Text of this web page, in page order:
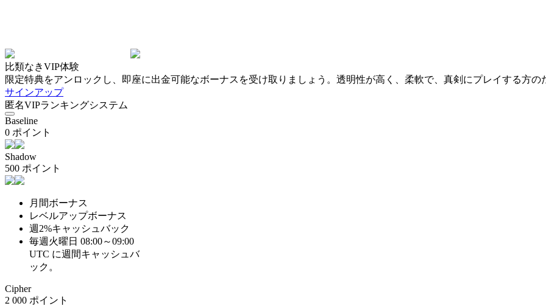
比類なきVIP体験
限定特典をアンロックし、即座に出金可能なボーナスを受け取りましょう。透明性が高く、柔軟で、真剣にプレイする方の
サインアップ
匿名VIPランキングシステム
Baseline
0 ポイント
Shadow
500 ポイント
月間ボーナス
レベルアップボーナス
週2%キャッシュバック
毎週火曜日 08:00～09:00
UTC に週間キャッシュバ
ック。
Cipher
2 000 ポイント